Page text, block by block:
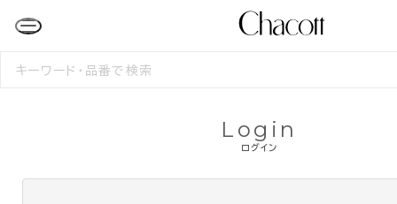
検
ログイン
Login